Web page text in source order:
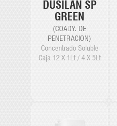
DUSILAN SP
GREEN
(COADY. DE
PENETRACION)
Concentrado Soluble
Caja 12 X 1Lt / 4 X 5Lt